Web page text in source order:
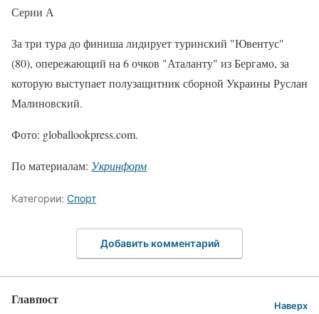
Серии А
За три тура до финиша лидирует туринский "Ювентус"
(80), опережающий на 6 очков "Аталанту" из Бергамо, за
которую выступает полузащитник сборной Украины Руслан
Малиновский.
Фото: globallookpress.com.
По материалам: Укринформ
Категории: Спорт
Добавить комментарий
Главпост Наверх